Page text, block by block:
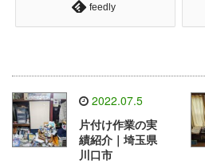
feedly
2022.07.5
片付け作業の実
績紹介｜埼玉県
川口市